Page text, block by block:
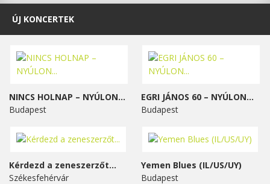
ÚJ KONCERTEK
NINCS HOLNAP – NYÚLON...
Budapest
EGRI JÁNOS 60 – NYÚLON...
Budapest
Kérdezd a zeneszerzőt...
Székesfehérvár
Yemen Blues (IL/US/UY)
Budapest